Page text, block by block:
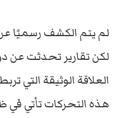
لم يتم الكشف رسميًا
لكن تقارير تحدثت عن
العلاقة الوثيقة التي
هذه التحركات تأتي